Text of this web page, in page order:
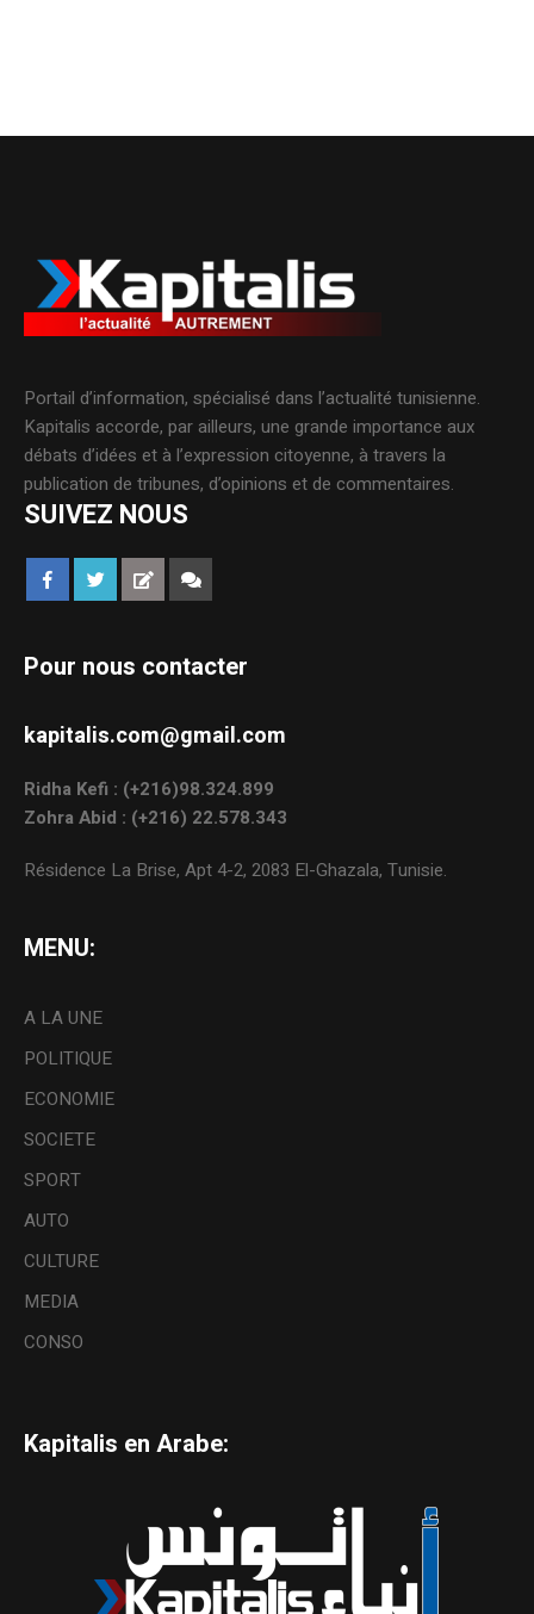
Portail d’information, spécialisé dans l’actualité tunisienne.
Kapitalis accorde, par ailleurs, une grande importance aux
débats d’idées et à l’expression citoyenne, à travers la
publication de tribunes, d’opinions et de commentaires.
SUIVEZ NOUS
Pour nous contacter
kapitalis.com@gmail.com
Ridha Kefi : (+216)98.324.899
Zohra Abid : (+216) 22.578.343
Résidence La Brise, Apt 4-2, 2083 El-Ghazala, Tunisie.
MENU:
A LA UNE
POLITIQUE
ECONOMIE
SOCIETE
SPORT
AUTO
CULTURE
MEDIA
CONSO
Kapitalis en Arabe: